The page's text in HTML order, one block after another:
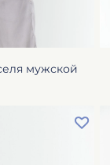
мужской